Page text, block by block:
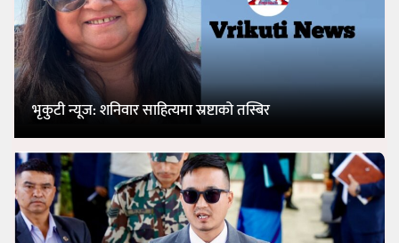
भृकुटी न्यूज: शनिवार साहित्यमा स्रष्टाको तस्बिर